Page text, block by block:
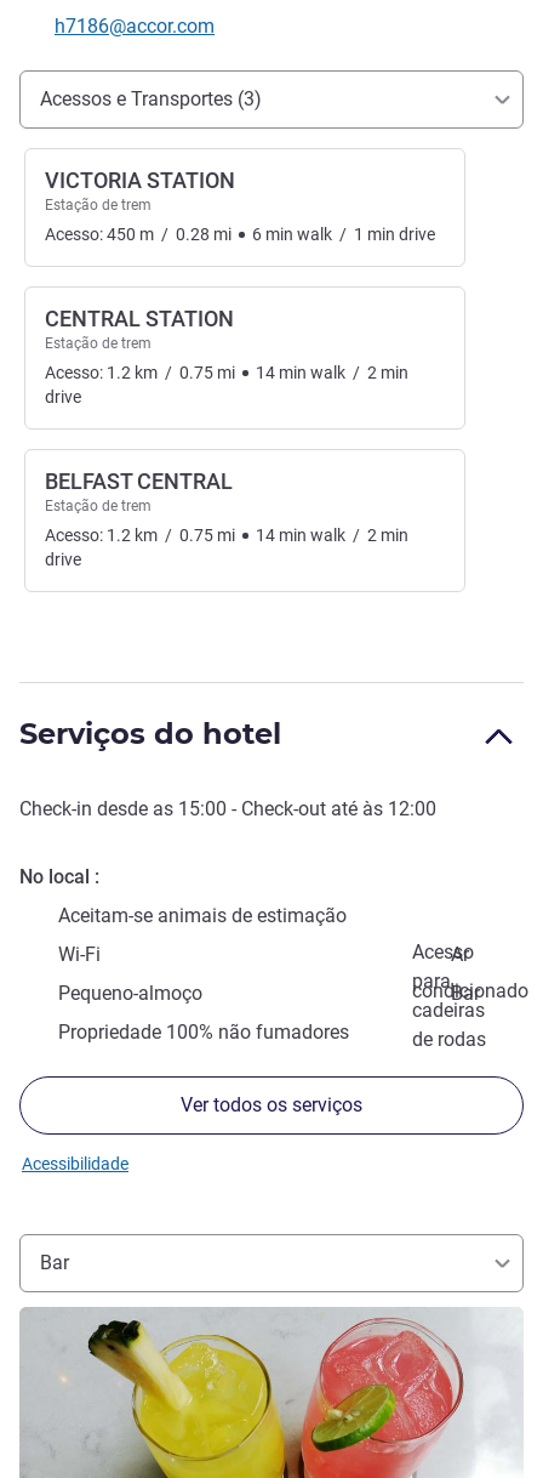
E-mail de contacto
h7186@accor.com
Acesso e transporte
Acessos e Transportes (3)
VICTORIA STATION
Estação de trem
Acesso:450 m / 0.28 mi 6 min walk / 1 min drive
CENTRAL STATION
Estação de trem
Acesso: 1.2 km / 0.75 mi 14 min walk / 2 min
drive
BELFAST CENTRAL
Estação de trem
Acesso: 1.2 km / 0.75 mi 14 min walk / 2 min
drive
Serviços do hotel
Check-in desde as 15:00 - Check-out até às 12:00
No local
Aceitam-se animais de estimação
Acesso
para
cadeiras
de rodas
Wi-Fi
Ar
condicionado
Pequeno-almoço
Bar
Propriedade 100% não fumadores
Ver todos os serviços
Acessibilidade
Bar
Ver detalhes